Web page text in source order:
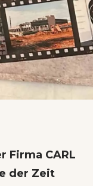
Firma CARL
der Zeit